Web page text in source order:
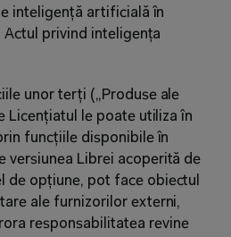
inteligență artificială în
Actul privind inteligența
unor terți („Produse ale
Licențiatul le poate utiliza în
funcțiile disponibile în
versiunea Librei acoperită de
de opțiune, pot face obiectul
ale furnizorilor externi,
responsabilitatea revine